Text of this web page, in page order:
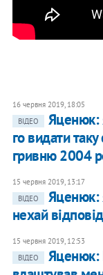
16 червня 2019, 18:05
ВІДЕО
Яценюк:
го видати
гривню 2004
15 червня 2019, 13:17
ВІДЕО
​Яценюк:
нехай
15 червня 2019, 12:53
ВІДЕО
Яценюк: